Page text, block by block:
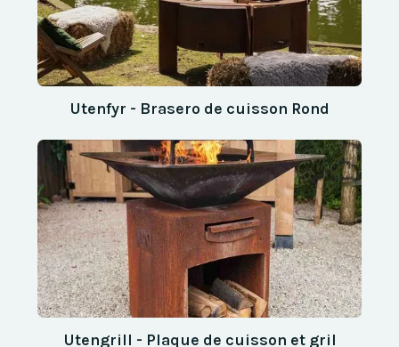
Utenfyr - Brasero de cuisson Rond
Utengrill - Plaque de cuisson et gril